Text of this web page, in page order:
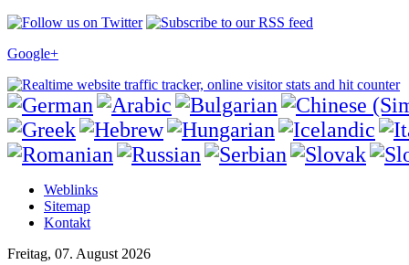
Google+
Weblinks
Sitemap
Kontakt
Freitag, 07. August 2026